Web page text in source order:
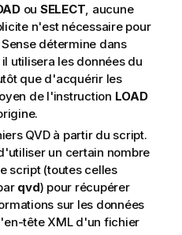
ou SELECT, aucune
n'est nécessaire pour
détermine dans
utilisera les données du
que d'acquérir les
de l'instruction LOAD
QVDà partir du script.
un certain nombre
script (toutes celles
qvd) pour récupérer
sur les données
tête XMLd'un fichier